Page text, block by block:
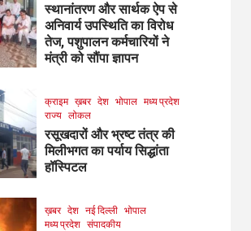
स्थानांतरण और सार्थक ऐप से
अनिवार्य उपस्थिति का विरोध
तेज, पशुपालन कर्मचारियों ने
मंत्री को सौंपा ज्ञापन
क्राइम ख़बर देश भोपाल मध्य प्रदेश
राज्य लोकल
रसूखदारों और भ्रष्ट तंत्र की
मिलीभगत का पर्याय सिद्धांता
हॉस्पिटल
ख़बर देश नई दिल्ली भोपाल
मध्य प्रदेश संपादकीय